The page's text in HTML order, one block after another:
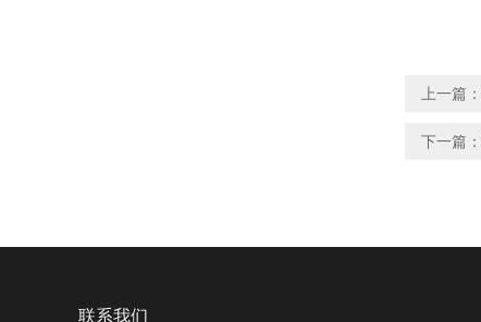
上一篇：
下一篇：
联系我们